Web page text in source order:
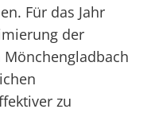
Für das Jahr
der
zu